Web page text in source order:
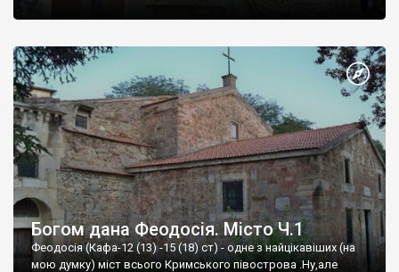
Богом дана Феодосія. Місто Ч.1
Феодосія (Кафа-12 (13) -15 (18) ст) - одне з найцікавіших (на
мою думку) міст всього Кримського півострова .Ну,але